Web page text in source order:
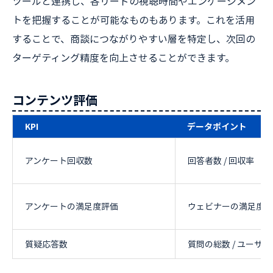
トを把握することが可能なものもあります。これを活用
することで、商談につながりやすい層を特定し、次回の
ターゲティング精度を向上させることができます。
コンテンツ評価
KPI データポイント
アンケート回収数 回答者数 / 回収率
アンケートの満足度評価 ウェビナーの満足度
質疑応答数 質問の総数 / ユーザ